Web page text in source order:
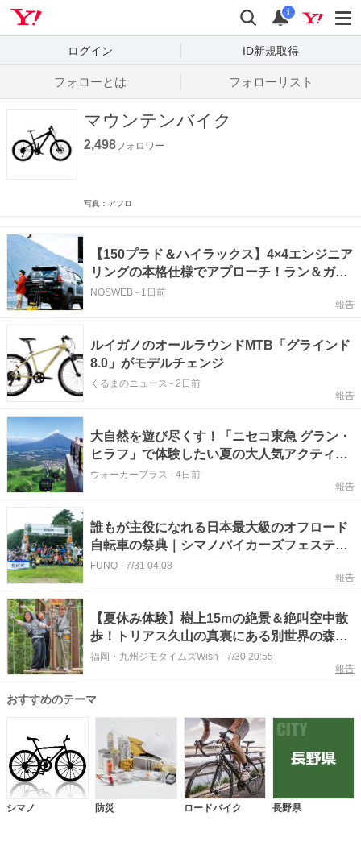
検索
通知
i
ログイン ID新規取得
フォローとは フォローリスト
マウンテンバイク
2,498フォロワー
写真：アフロ
【150プラド＆ハイラックス】4×4エンジニア
リングの本格仕様でアプローチ！ラン＆ガン
で楽しむバスフィッシング
NOSWEB - 1日前
報告
ルイガノのオールラウンドMTB「グラインド
8.0」がモデルチェンジ
くるまのニュース - 2日前
報告
大自然を遊び尽くす！「ニセコ東急 グラン・
ヒラフ」で体験したい夏の大人気アクティビ
ティ5選
ウォーカープラス - 4日前
報告
誰もが主役になれる日本最大級のオフロード
自転車の祭典｜シマノバイカーズフェスティ
バル2026
FUNQ - 7/31 04:08
報告
【夏休み体験】樹上15mの絶景＆絶叫空中散
歩！トリアス久山の真裏にある別世界の森で
大冒険『フォレストアドベンチャー・久山』
福岡・九州ジモタイムズWish - 7/30 20:55
報告
おすすめのテーマ
シマノ 防災 ロードバイク 長野県